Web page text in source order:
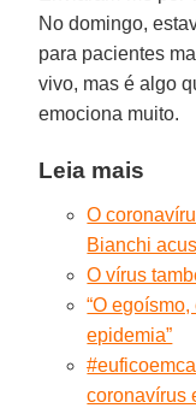
No domingo,
para pacientes
vivo, mas é algo
emociona muito.
Leia mais
O
Bianchi
O vírus
“O
epidemia”
coronavírus